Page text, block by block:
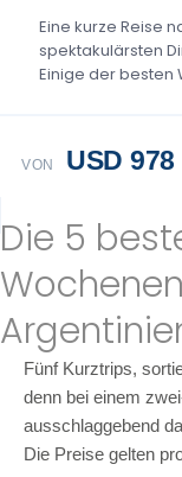
Eine kurze Reise
spektakulärsten
Einige der besten
VON USD 978
Die 5
Fünf Kurztrips,
denn bei einem
ausschlaggebend
Die Preise gelten